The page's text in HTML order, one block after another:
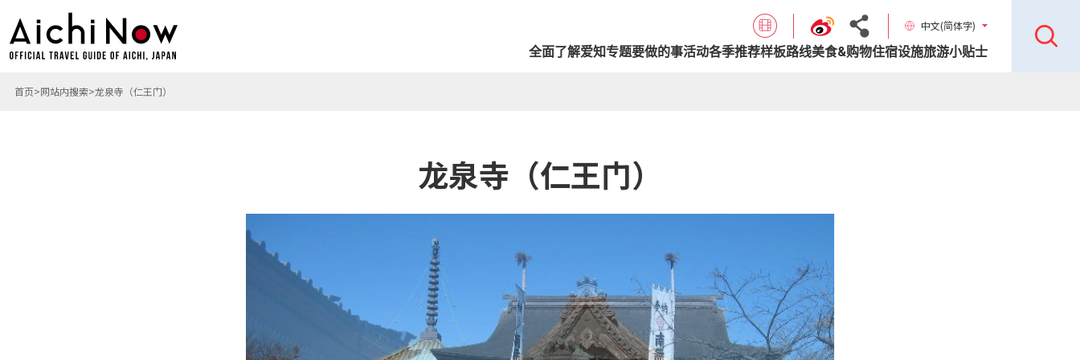
中文(简体字)
全面了解爱知专题要做的事活动各季推荐样板路线美食&购物住宿设施旅游小贴士
首页 网站内搜索 龙泉寺（仁王门）
龙泉寺（仁王门）